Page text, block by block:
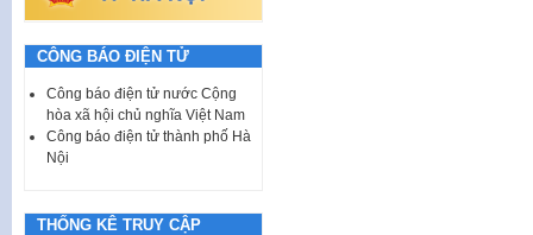
CÔNG BÁO ĐIỆN TỬ
Công báo điện tử nước Cộng
hòa xã hội chủ nghĩa Việt Nam
Công báo điện tử thành phố Hà
Nội
THỐNG KÊ TRUY CẬP